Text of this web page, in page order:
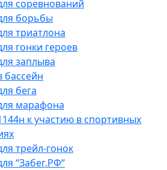
соревнований
борьбы
триатлона
гонки героев
заплыва
бассейн
бега
марафона
к участию в спортивных
трейл-гонок
“Забег.РФ“